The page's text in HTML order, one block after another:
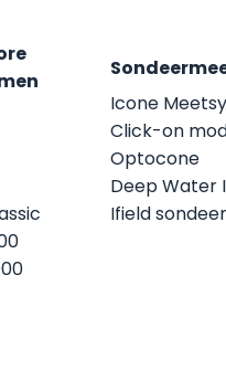
Icone
Click-on
Optocone
Deep Water
Ifield